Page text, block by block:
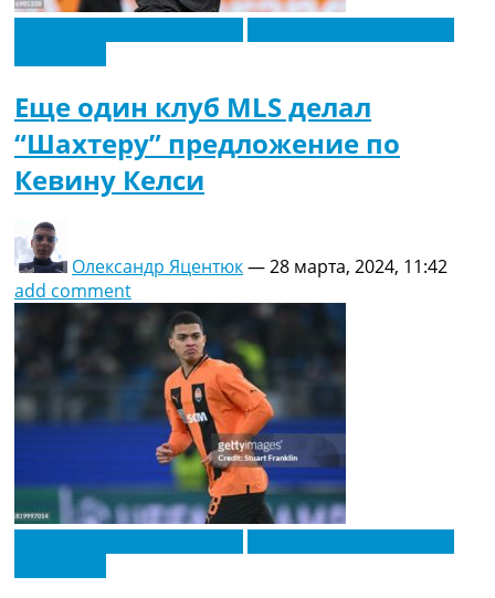
Еще один клуб MLS делал
“Шахтеру” предложение по
Кевину Келси
Олександр Яцентюк—28 марта, 2024, 11:42
add comment